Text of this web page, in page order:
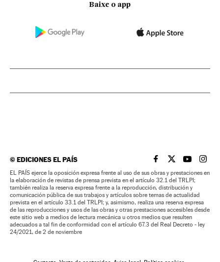
Baixe o app
©EDICIONES EL PAÍS EL PAÍS BRASIL EN
EL PAÍSEL PAÍS
EL
EL PAÍS ejerce la oposición expresa frente al uso de sus obras y prestaciones en
la elaboración de revistas de prensa prevista en el artículo 32.1 del TRLPI;
también realiza la reserva expresa frente a la reproducción, distribución y
comunicación pública de sus trabajos y artículos sobre temas de actualidad
prevista en el artículo 33.1 del TRLPI; y, asimismo, realiza una reserva expresa
de las reproducciones y usos de las obras y otras prestaciones accesibles desde
este sitio web a medios de lectura mecánica u otros medios que resulten
adecuados a tal fin de conformidad con el artículo 67.3 del Real Decreto - ley
24/2021, de 2 de noviembre